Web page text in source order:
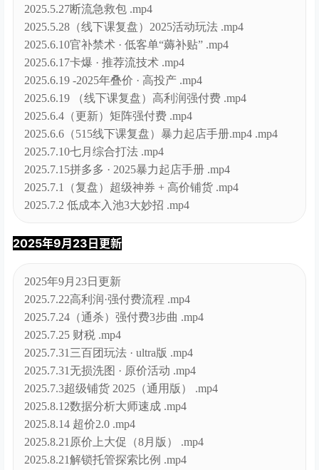
2025.5.27断流急救包 .mp4
2025.5.28（线下课复盘）2025活动玩法 .mp4
2025.6.10官补禁术 · 低客单“薅补贴” .mp4
2025.6.17卡爆 · 推荐流技术 .mp4
2025.6.19 -2025年叠价 · 高投产 .mp4
2025.6.19 （线下课复盘）高利润强付费 .mp4
2025.6.4（更新）矩阵强付费 .mp4
2025.6.6（515线下课复盘）暴力起店手册.mp4 .mp4
2025.7.10七月综合打法 .mp4
2025.7.15拼多多 · 2025暴力起店手册 .mp4
2025.7.1（复盘）超级神券 + 高价铺货 .mp4
2025.7.2 低成本入池3大妙招 .mp4
2025年9月23日更新
2025年9月23日更新
2025.7.22高利润·强付费流程 .mp4
2025.7.24（通杀）强付费3步曲 .mp4
2025.7.25 财税 .mp4
2025.7.31三百团玩法 · ultra版 .mp4
2025.7.31无损洗图 · 原价活动 .mp4
2025.7.3超级铺货 2025（通用版） .mp4
2025.8.12数据分析大师速成 .mp4
2025.8.14 超价2.0 .mp4
2025.8.21原价上大促（8月版） .mp4
2025.8.21解锁托管探索比例 .mp4